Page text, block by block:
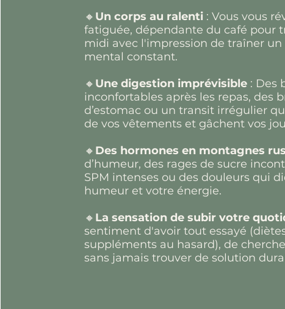
🔸 Un corps au ralenti : Vous vous
fatiguée, dépendante du café pour
midi avec l'impression de traîner
mental constant.
🔸 Une digestion imprévisible : Des
inconfortables après les repas, des
d’estomac ou un transit irrégulier
de vos vêtements et gâchent vos
🔸 Des hormones en montagnes
d’humeur, des rages de sucre
SPM intenses ou des douleurs qui
humeur et votre énergie.
🔸 La sensation de subir votre
sentiment d'avoir tout essayé
suppléments au hasard), de
sans jamais trouver de solution